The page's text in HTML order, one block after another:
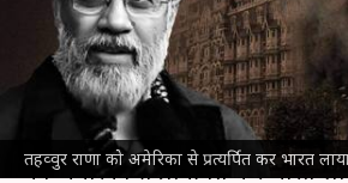
तहव्वुर राणा को अमेरिका से प्रत्यर्पित कर भारत
आबिद खान Apr 10, 2025 02:50 pm
क्या है खबर?
26/11 मुंबई आतंकी हमले के